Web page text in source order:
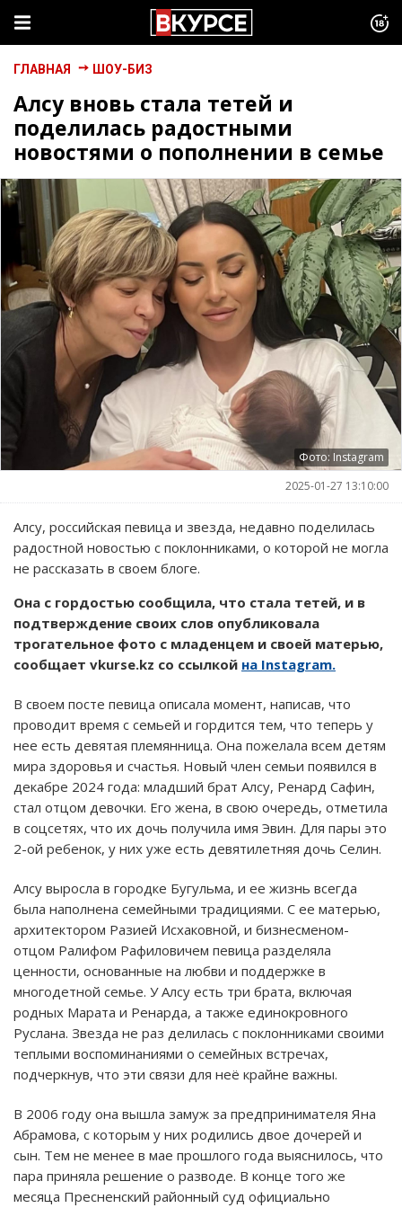
ГЛАВНАЯ ШОУ-БИЗ
Алсу вновь стала тетей и
поделилась радостными
новостями о пополнении в семье
Фото: Instagram
2025-01-27 13:10:00
Алсу, российская певица и звезда, недавно поделилась
радостной новостью с поклонниками, о которой не могла
не рассказать в своем блоге.
Она с гордостью сообщила, что стала тетей, и в
подтверждение своих слов опубликовала
трогательное фото с младенцем и своей матерью,
сообщает vkurse.kz со ссылкой на Instagram.
В своем посте певица описала момент, написав, что
проводит время с семьей и гордится тем, что теперь у
нее есть девятая племянница. Она пожелала всем детям
мира здоровья и счастья. Новый член семьи появился в
декабре 2024 года: младший брат Алсу, Ренард Сафин,
стал отцом девочки. Его жена, в свою очередь, отметила
в соцсетях, что их дочь получила имя Эвин. Для пары это
2-ой ребенок, у них уже есть девятилетняя дочь Селин.
Алсу выросла в городке Бугульма, и ее жизнь всегда
была наполнена семейными традициями. С ее матерью,
архитектором Разией Исхаковной, и бизнесменом-
отцом Ралифом Рафиловичем певица разделяла
ценности, основанные на любви и поддержке в
многодетной семье. У Алсу есть три брата, включая
родных Марата и Ренарда, а также единокровного
Руслана. Звезда не раз делилась с поклонниками своими
теплыми воспоминаниями о семейных встречах,
подчеркнув, что эти связи для неё крайне важны.
В 2006 году она вышла замуж за предпринимателя Яна
Абрамова, с которым у них родились двое дочерей и
сын. Тем не менее в мае прошлого года выяснилось, что
пара приняла решение о разводе. В конце того же
месяца Пресненский районный суд официально